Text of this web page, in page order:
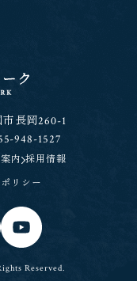
長岡260-1
948-1527
内 採用情報
リシー
Reserved.